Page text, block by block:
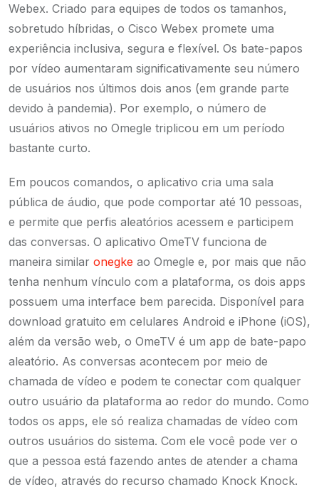
Webex. Criado para equipes de todos os tamanhos,
sobretudo híbridas, o Cisco Webex promete uma
experiência inclusiva, segura e flexível. Os bate-papos
por vídeo aumentaram significativamente seu número
de usuários nos últimos dois anos (em grande parte
devido à pandemia). Por exemplo, o número de
usuários ativos no Omegle triplicou em um período
bastante curto.
Em poucos comandos, o aplicativo cria uma sala
pública de áudio, que pode comportar até 10 pessoas,
e permite que perfis aleatórios acessem e participem
das conversas. O aplicativo OmeTV funciona de
maneira similar onegke ao Omegle e, por mais que não
tenha nenhum vínculo com a plataforma, os dois apps
possuem uma interface bem parecida. Disponível para
download gratuito em celulares Android e iPhone (iOS),
além da versão web, o OmeTV é um app de bate-papo
aleatório. As conversas acontecem por meio de
chamada de vídeo e podem te conectar com qualquer
outro usuário da plataforma ao redor do mundo. Como
todos os apps, ele só realiza chamadas de vídeo com
outros usuários do sistema. Com ele você pode ver o
que a pessoa está fazendo antes de atender a chama
de vídeo, através do recurso chamado Knock Knock.